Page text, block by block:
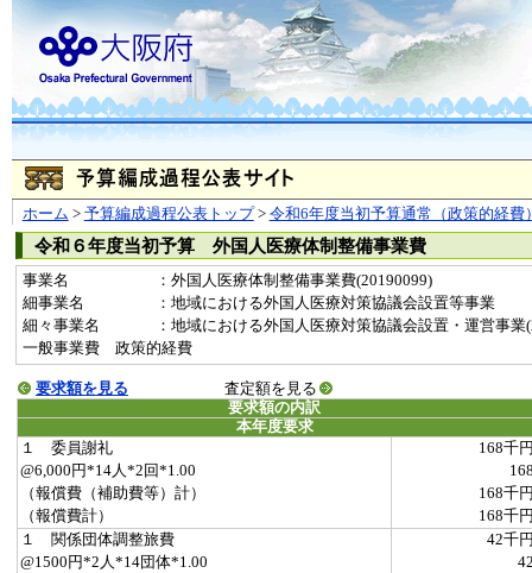
ホーム > 予算編成過程公表トップ> 令和6年度当初予算通常（政策的経費
令和６年度当初予算 外国人医療体制整備事業費
事業名
：外国人医療体制整備事業費(20190099)
細事業名
：地域における外国人医療対策協議会設置等事業
細々事業名
：地域における外国人医療対策協議会設置・運営事業
一般事業費 政策的経費
要求額を見る
査定額を見る
要求額の内訳
本年度要求
１ 委員謝礼
168千
@6,000円*14人*2回*1.00
（報償費（補助費等）計）
168千
（報償費計）
168千
１ 関係団体調整旅費
42千
@1500円*2人*14団体*1.00